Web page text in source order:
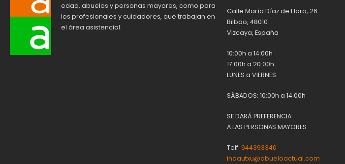
edad, abuelos y personas mayores, como para
los profesionales y cuidadores, que trabajan en
el área asistencial.
Calle María Díaz de Haro, 26
Bilbao, 48010
Vizcaya, España
10:00h a 14:00h
17:00h a 20:00h
LUNES a VIERNES
SÁBADOS: 10:00h a 14:00h
SE DARÁ PREFERENCIA
A LAS PERSONAS MAYORES
Telf:944393340
indautxu@abueloactual.com